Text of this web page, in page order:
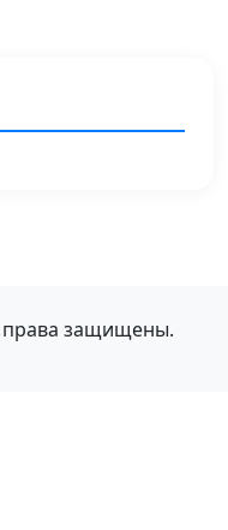
права защищены.